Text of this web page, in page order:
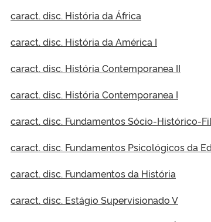
caract. disc. História da África
caract. disc. História da América I
caract. disc. História Contemporanea II
caract. disc. História Contemporanea I
caract. disc. Fundamentos Sócio-Histórico-
caract. disc. Fundamentos Psicológicos da
caract. disc. Fundamentos da História
caract. disc. Estágio Supervisionado V